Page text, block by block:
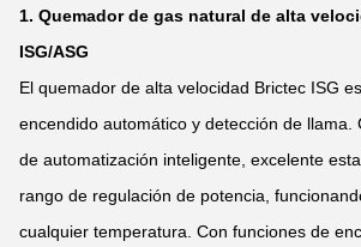
1. Quemador de gas natural de alta
ISG/ASG
El quemador de alta velocidad Brictec ISG
encendido automático y detección de llama.
de automatización inteligente, excelente
rango de regulación de potencia,
cualquier temperatura. Con funciones de